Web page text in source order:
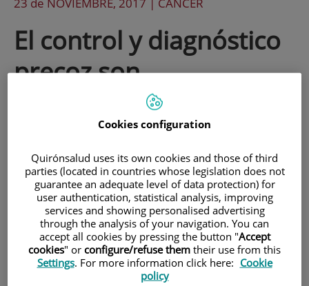
El control y diagnóstico
precoz son
fundamentales para
luchar contra el cáncer
de próstata
El cáncer de próstata constituye la
segunda causa de muerte en el hombre
a nivel mundial, con 330.000 casos
nuevos al año.
Cookies configuration
Quirónsalud uses its own cookies and those of third
parties (located in countries whose legislation does not
guarantee an adequate level of data protection) for
user authentication, statistical analysis, improving
services and showing personalised advertising
through the analysis of your navigation. You can
accept all cookies by pressing the button "Accept
cookies" or configure/refuse them their use from this
Settings. For more information click here: Cookie
policy